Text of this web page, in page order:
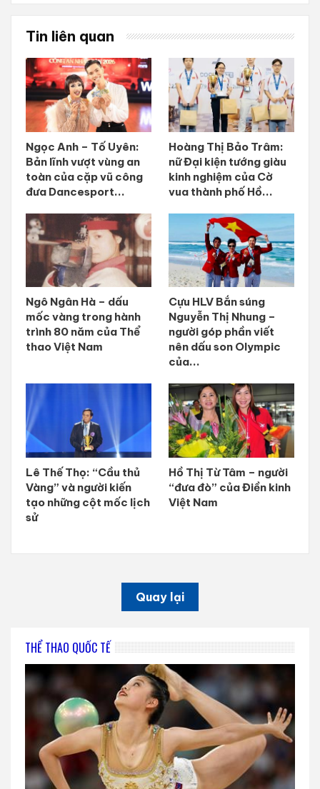
Tin liên quan
Ngọc Anh – Tố Uyên:
Bản lĩnh vượt vùng an
toàn của cặp vũ công
đưa Dancesport...
Hoàng Thị Bảo Trâm:
nữ Đại kiện tướng giàu
kinh nghiệm của Cờ
vua thành phố Hồ...
Ngô Ngân Hà – dấu
mốc vàng trong hành
trình 80 năm của Thể
thao Việt Nam
Cựu HLV Bắn súng
Nguyễn Thị Nhung –
người góp phần viết
nên dấu son Olympic
của...
Lê Thế Thọ: “Cầu thủ
Vàng” và người kiến
tạo những cột mốc lịch
sử
Hồ Thị Từ Tâm – người
“đưa đò” của Điền kinh
Việt Nam
Quay lại
THỂ THAO QUỐC TẾ